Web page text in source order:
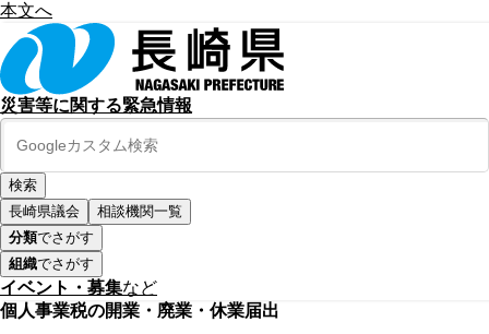
本文へ
災害等に関する緊急情報
長崎県議会
相談機関一覧
分類でさがす
組織でさがす
イベント・募集など
個人事業税の開業・廃業・休業届出